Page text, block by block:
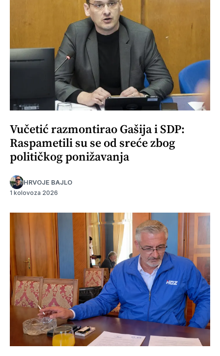
Vučetić razmontirao Gašija i SDP:
Raspametili su se od sreće zbog
političkog ponižavanja
HRVOJE BAJLO
1 kolovoza 2026